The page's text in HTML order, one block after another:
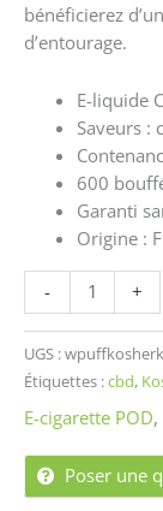
bénéficierez
d’entourage.
E-liquide
Saveurs :
600
Garanti
Origine :
- +
UGS :
Étiquettes :cbd,
E-cigarette POD,
Poser une